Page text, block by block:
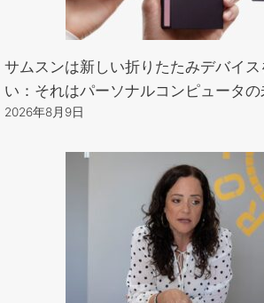
サムスンは新しい折りたたみデバイ
い：それはパーソナルコンピュータ
2026年8月9日